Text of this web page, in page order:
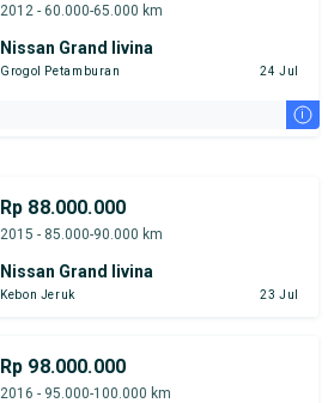
2012 - 60.000-65.000 km
Nissan Grand livina
Grogol Petamburan 24 Jul
i
Rp 88.000.000
2015 - 85.000-90.000 km
Nissan Grand livina
Kebon Jeruk 23 Jul
Rp 98.000.000
2016 - 95.000-100.000 km